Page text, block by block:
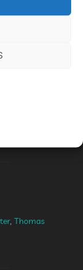
tranche de
, Thomas